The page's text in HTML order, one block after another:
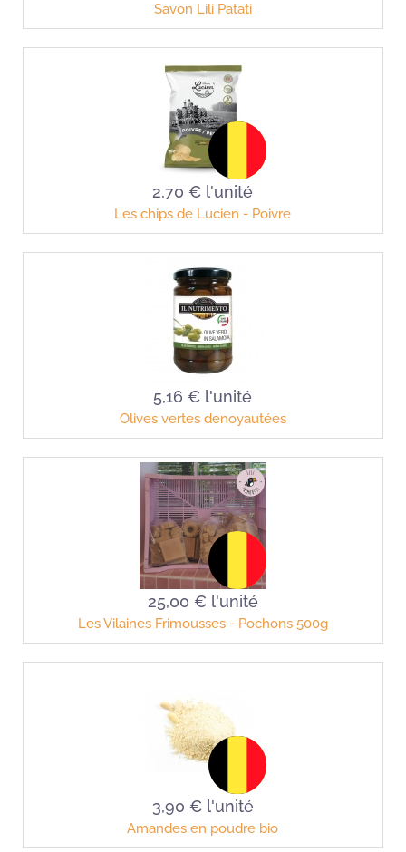
Savon Lili Patati
2,70 € l'unité
Les chips de Lucien - Poivre
5,16 € l'unité
Olives vertes denoyautées
25,00 € l'unité
Les Vilaines Frimousses - Pochons 500g
3,90 € l'unité
Amandes en poudre bio